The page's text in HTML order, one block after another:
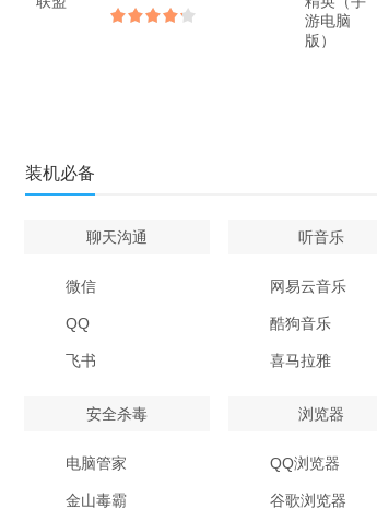
装机必备
聊天沟通
微信
QQ
飞书
听音乐
网易云音乐
酷狗音乐
喜马拉雅
安全杀毒
电脑管家
金山毒霸
浏览器
QQ浏览器
谷歌浏览器